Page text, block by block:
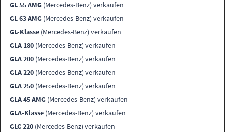
GL 55 AMG (Mercedes-Benz) verkaufen
GL 63 AMG (Mercedes-Benz) verkaufen
GL-Klasse (Mercedes-Benz) verkaufen
GLA 180 (Mercedes-Benz) verkaufen
GLA 200 (Mercedes-Benz) verkaufen
GLA 220 (Mercedes-Benz) verkaufen
GLA 250 (Mercedes-Benz) verkaufen
GLA 45 AMG (Mercedes-Benz) verkaufen
GLA-Klasse (Mercedes-Benz) verkaufen
GLC 220 (Mercedes-Benz) verkaufen